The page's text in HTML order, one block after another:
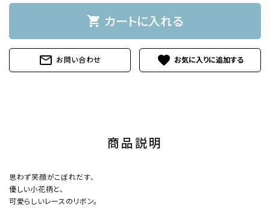
shopping_cart カートに入れる
mail_outline お問い合わせ favorite
商品説明
思わず笑顔がこぼれだす、
優しい小花柄と、
可愛らしいレースのリボン。